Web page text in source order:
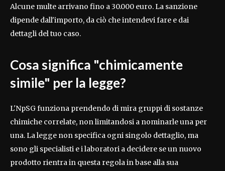
Alcune multe arrivano fino a 30.000 euro. La sanzione
dipende dall'importo, da ciò che intendevi fare e dai
dettagli del tuo caso.
Cosa significa "chimicamente
simile" per la legge?
L'NpSG funziona prendendo di mira gruppi di sostanze
chimiche correlate, non limitandosi a nominarle una per
una. La legge non specifica ogni singolo dettaglio, ma
sono gli specialisti e i laboratori a decidere se un nuovo
prodotto rientra in questa regola in base alla sua